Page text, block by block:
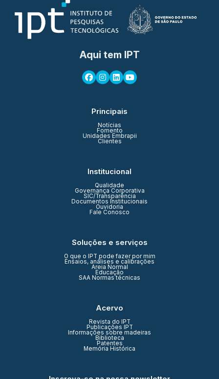
Aqui tem IPT
Principais
Notícias
Fomento
Unidades Embrapii
Clientes
Institucional
Qualidade
Governança Corporativa
SIC/Transparência
Documentos Institucionais
Ouvidoria
Fale Conosco
Soluções e serviços
O que o IPT pode fazer por mim
Ensaios, análises e calibrações
Areia Normal
Educação
SAA Normas técnicas
Acervo
Revista do IPT
Publicações IPT
Informações sobre madeiras
Biblioteca
Patentes
Memória Histórica